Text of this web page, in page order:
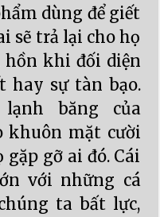
dùng để giết
sẽ trả lại cho họ
khi đối diện
hay sự tàn bạo.
băng của
khuôn mặt cười
gỡ ai đó. Cái
với những cá
ta bất lực,